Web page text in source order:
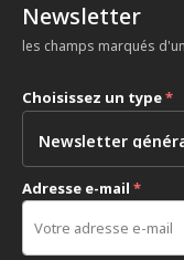
Newsletter
les champs marqués
Choisissez un type*
Adresse e-mail *